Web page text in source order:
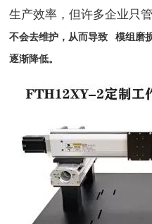
生产效率，但许多企业只
不会去维护 ，从而导致 模组磨
逐渐降低。